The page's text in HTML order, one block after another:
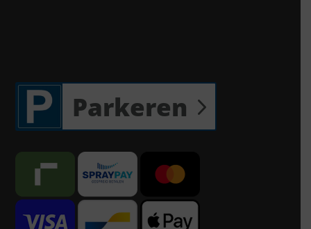
Parkeren